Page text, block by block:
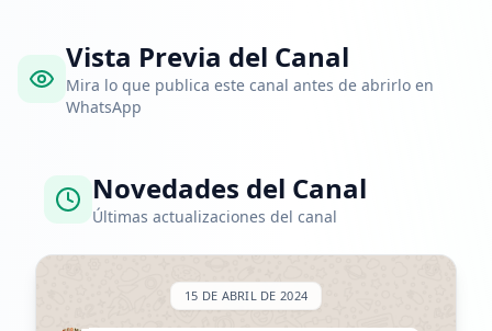
Vista Previa del Canal
Mira lo que publica este canal antes de abrirlo en
WhatsApp
Novedades del Canal
Últimas actualizaciones del canal
15 DE ABRIL DE 2024